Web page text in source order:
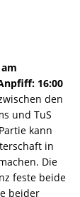
am
16:00
den
und TuS
kann
in
Die
feste beide
beider